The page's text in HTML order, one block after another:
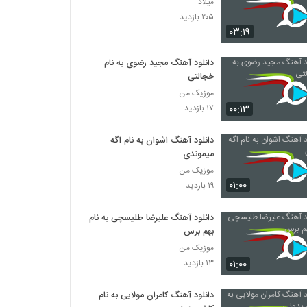
۰۳:۱۹
۲۰۵ بازدید
۰۰:۱۳
دانلود آهنگ مجید رضوی به نام
خجالتی
موزیک من
۱۷ بازدید
۰۱:۰۰
دانلود آهنگ اشوان به نام اگه
میموندی
موزیک من
۱۹ بازدید
۰۱:۰۰
دانلود آهنگ علیرضا طلیسچی به نام
بهم برس
موزیک من
۱۳ بازدید
دانلود آهنگ کامران مولایی به نام